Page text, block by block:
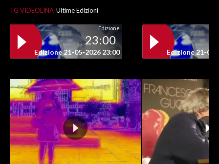
INFO AZIENDE
ABBONATI
NECROLOGI
PUBBLICITÀ
SPIAGGE
STORE
TG VIDEOLINA Ultime Edizioni
Edizione
23:00
Edizione 21-05-2026 23:00 Edizione 21-05-